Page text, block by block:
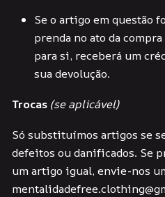
Se o artigo em questão
prenda no ato da
para si, receberá um
sua devolução.
Trocas (se aplicável)
Só substituímos artigos se
defeitos ou danificados. Se
um artigo igual, envie-nos